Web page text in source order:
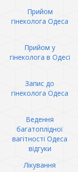
Прийом
гінеколога Одеса
Прийом у
гінеколога в Одесі
Запис до
гінеколога Одеса
Ведення
багатоплідної
вагітності Одеса
відгуки
Лікування